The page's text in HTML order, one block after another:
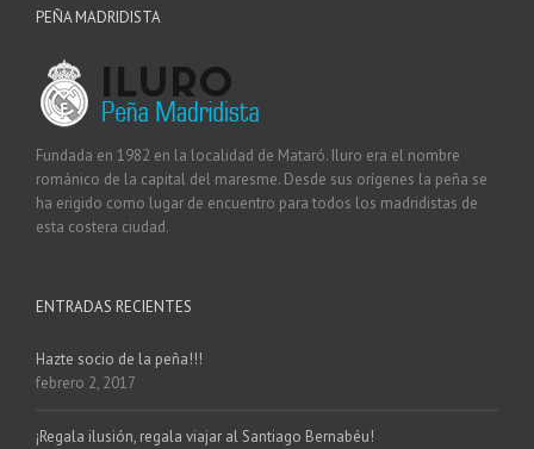
PEÑA MADRIDISTA
Fundada en 1982 en la localidad de Mataró. Iluro era el nombre
románico de la capital del maresme. Desde sus orígenes la peña se
ha erigido como lugar de encuentro para todos los madridistas de
esta costera ciudad.
ENTRADAS RECIENTES
Hazte socio de la peña!!!
febrero 2, 2017
¡Regala ilusión, regala viajar al Santiago Bernabéu!